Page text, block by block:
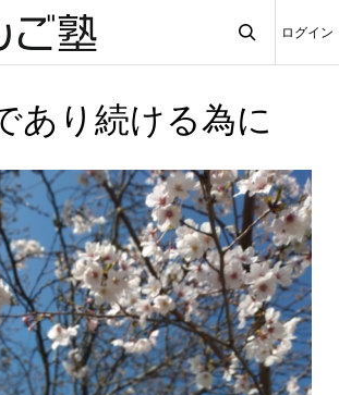
ログイン
あり続ける為に